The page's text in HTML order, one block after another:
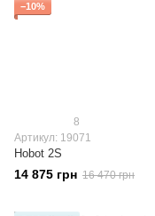
−10%
8
Артикул: 19071
Hobot 2S
14 875 грн 16 470 грн